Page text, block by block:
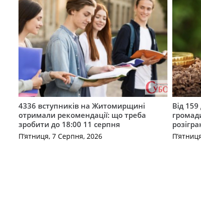
4336 вступників на Житомирщині
отримали рекомендації: що треба
зробити до 18:00 11 серпня
П’ятниця, 7 Серпня, 2026
Від